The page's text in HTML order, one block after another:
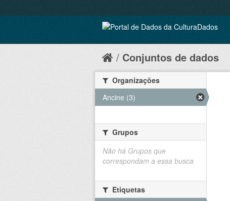
Conjuntos de dados
Organizações
Ancine (3)
Grupos
Não há Grupos que
correspondam a essa busca
Etiquetas